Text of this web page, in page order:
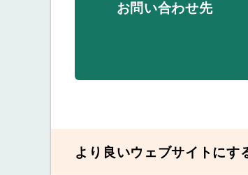
お問い合わせ先
より良いウェブサイトにす